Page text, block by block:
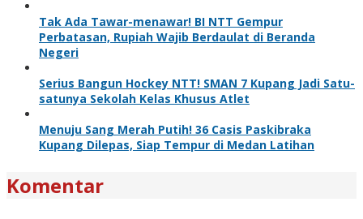
Tak Ada Tawar-menawar! BI NTT Gempur
Perbatasan, Rupiah Wajib Berdaulat di Beranda
Negeri
Serius Bangun Hockey NTT! SMAN 7 Kupang Jadi Satu-
satunya Sekolah Kelas Khusus Atlet
Menuju Sang Merah Putih! 36 Casis Paskibraka
Kupang Dilepas, Siap Tempur di Medan Latihan
Komentar